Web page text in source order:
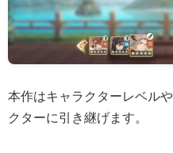
本作はキャラクターレベル
クターに引き継げます。